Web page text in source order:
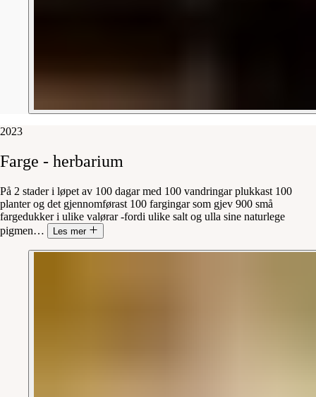
2023
Farge - herbarium
På 2 stader i løpet av 100 dagar med 100 vandringar plukkast 100
planter og det gjennomførast 100 fargingar som gjev 900 små
fargedukker i ulike valørar -fordi ulike salt og ulla sine naturlege
pigmen… Les mer